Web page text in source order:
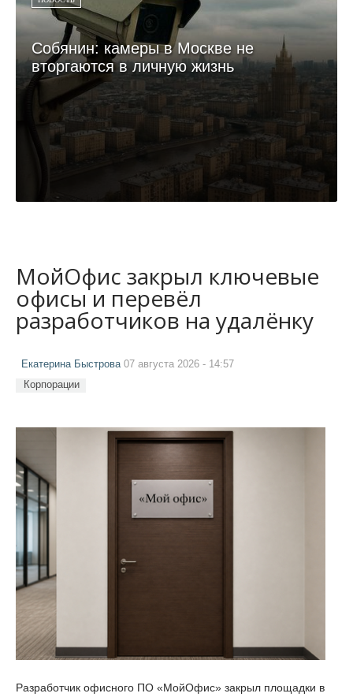
Собянин: камеры в Москве не
вторгаются в личную жизнь
МойОфис закрыл ключевые
офисы и перевёл
разработчиков на удалёнку
Екатерина Быстрова07 августа 2026 - 14:57
Корпорации
Разработчик офисного ПО «МойОфис» закрыл площадки в